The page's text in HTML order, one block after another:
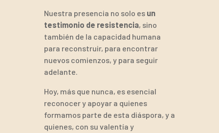
Nuestra presencia no solo es un
testimonio de resistencia, sino
también de la capacidad humana
para reconstruir, para encontrar
nuevos comienzos, y para seguir
adelante.
Hoy, más que nunca, es esencial
reconocer y apoyar a quienes
formamos parte de esta diáspora, y a
quienes, con su valentía y